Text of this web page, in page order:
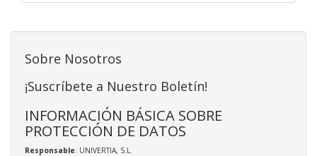
Sobre Nosotros
¡Suscríbete a Nuestro Boletín!
INFORMACIÓN BÁSICA SOBRE
PROTECCIÓN DE DATOS
Responsable: UNIVERTIA, S.L.